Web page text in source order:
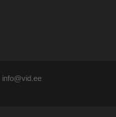
info@vid.ee